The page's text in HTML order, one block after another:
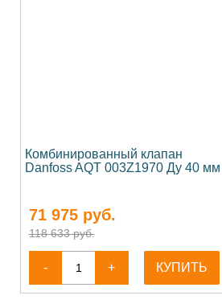
Комбинированный клапан
Danfoss AQT 003Z1970 Ду 40 мм
71 975руб.
118 633 руб.
- + КУПИТЬ